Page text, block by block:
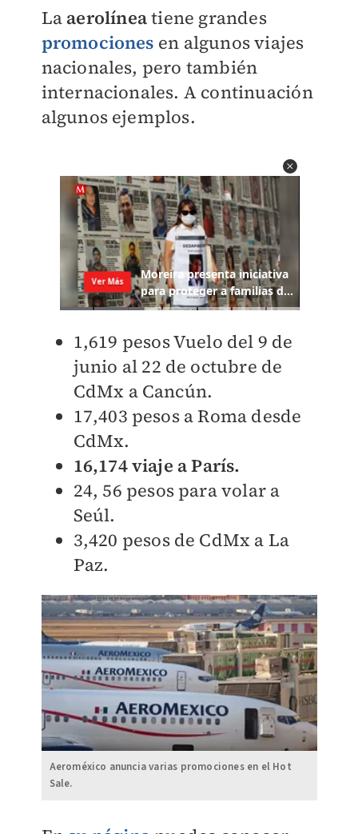
Laaerolíneatiene grandes
promociones en algunos viajes
nacionales, pero también
internacionales. A continuación
algunos ejemplos.
1,619 pesos Vuelo del 9 de
junio al 22 de octubre de
CdMx a Cancún.
17,403 pesos a Roma desde
CdMx.
16,174 viaje a París.
24, 56 pesos para volar a
Seúl.
3,420 pesos de CdMx a La
Paz.
Aeroméxico anuncia varias promociones en el Hot
Sale.